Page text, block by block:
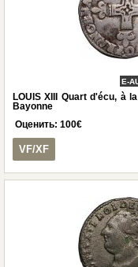
E-
LOUIS XIII Quart d'écu, à
Bayonne
Оценить: 100€
VF/XF